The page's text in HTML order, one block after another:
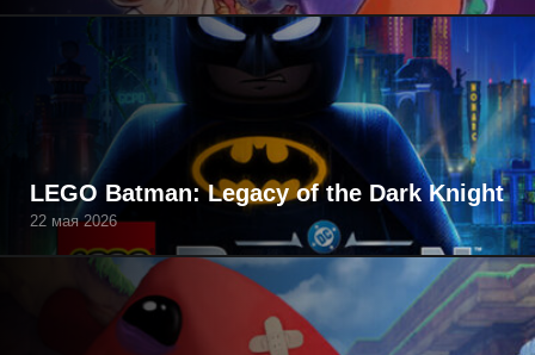
LEGO Batman: Legacy of the Dark Knight
22 мая 2026